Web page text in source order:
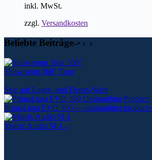
inkl. MwSt.
zzgl. Versandkosten
Beliebte Beiträge
Showroom 360° Tour
Sale auf Lager- und Demo-Ware
PrimaLuna EVO 300 – «outstanding product»
Matrix Audio SI-1 –